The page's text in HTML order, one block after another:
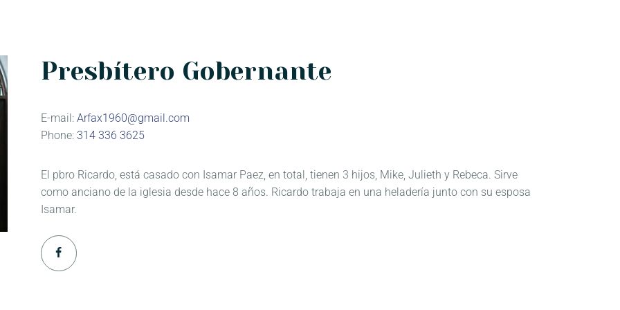
Presbítero Gobernante
E-mail: Arfax1960@gmail.com
Phone: 314 336 3625
El pbro Ricardo, está casado con Isamar Paez, en total, tienen 3 hijos, Mike, Julieth y Rebeca. Sirve
como anciano de la iglesia desde hace 8 años. Ricardo trabaja en una heladería junto con su esposa
Isamar.